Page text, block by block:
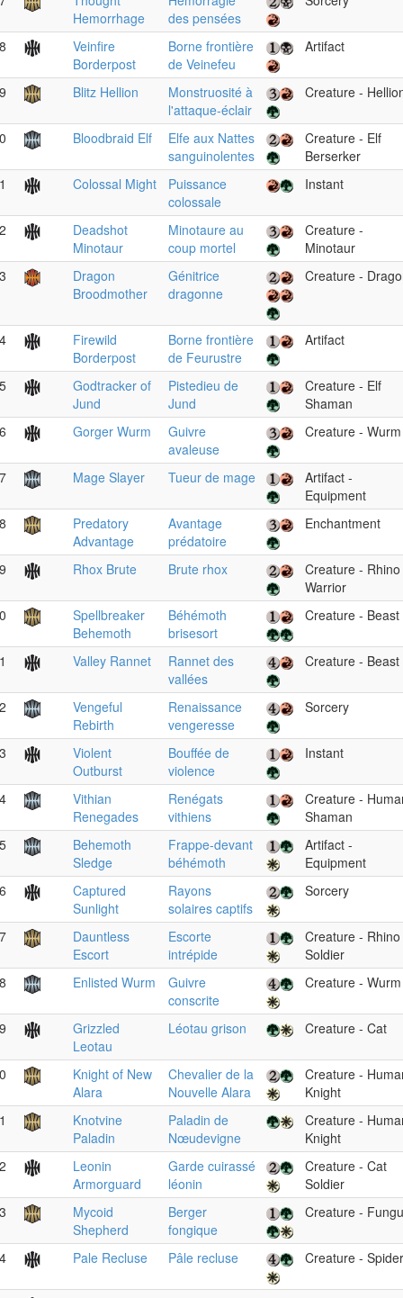
Hemorrhage
des pensées
Veinfire
Borderpost
Borne frontière
de Veinefeu
Artifact
Blitz Hellion
Monstruosité à
l'attaque-éclair
Creature -
Bloodbraid Elf
Elfe aux Nattes
sanguinolentes
Creature - Elf
Berserker
Colossal Might
Puissance
colossale
Instant
Deadshot
Minotaur
Minotaure au
coup mortel
Creature -
Minotaur
Dragon
Broodmother
Génitrice
dragonne
Creature -
Firewild
Borderpost
Borne frontière
de Feurustre
Artifact
Godtracker of
Jund
Pistedieu de
Jund
Creature - Elf
Shaman
Gorger Wurm
Guivre
avaleuse
Creature - Wurm
Mage Slayer Tueur de mage
Artifact -
Equipment
Predatory
Advantage
Avantage
prédatoire
Enchantment
Rhox Brute Brute rhox
Creature - Rhino
Warrior
Spellbreaker
Behemoth
Béhémoth
brisesort
Creature - Beast
Valley Rannet
Rannet des
vallées
Creature - Beast
Vengeful
Rebirth
Renaissance
vengeresse
Sorcery
Violent
Outburst
Bouffée de
violence
Instant
Vithian
Renegades
Renégats
vithiens
Creature -
Shaman
Behemoth
Sledge
Frappe-devant
béhémoth
Artifact -
Equipment
Captured
Sunlight
Rayons
solaires captifs
Sorcery
Dauntless
Escort
Escorte
intrépide
Creature - Rhino
Soldier
Enlisted Wurm
Guivre
conscrite
Creature - Wurm
Grizzled
Leotau
Léotau grison Creature - Cat
Knight of New
Alara
Chevalier de la
Nouvelle Alara
Creature -
Knight
Knotvine
Paladin
Paladin de
Nœudevigne
Creature -
Knight
Leonin
Armorguard
Garde cuirassé
léonin
Creature - Cat
Soldier
Mycoid
Shepherd
Berger
fongique
Creature -
Pale Recluse Pâle recluse Creature - Spider